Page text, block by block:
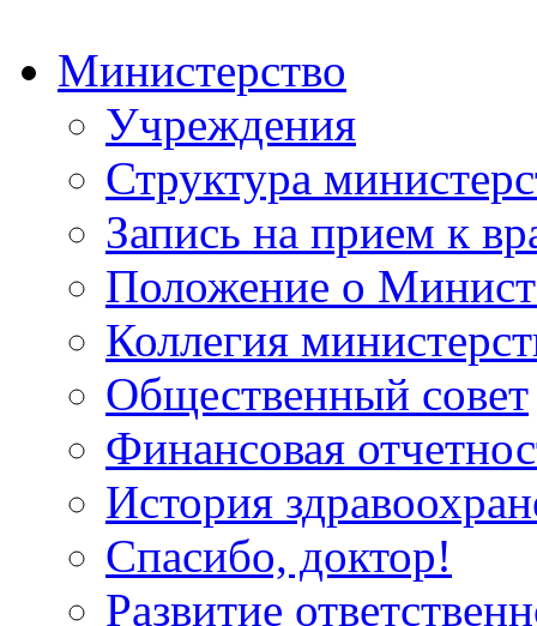
Министерство
Учреждения
Структура
Запись на прием к
Положение о
Коллегия
Общественный совет
Финансовая
История
Спасибо, доктор!
Развитие